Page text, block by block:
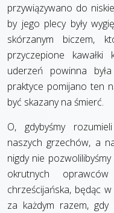
przywiązywano do
by jego plecy były
skórzanym biczem,
przyczepione
uderzeń powinna
praktyce pomijano ten
być skazany na śmierć.
O, gdybyśmy
naszych grzechów, a
nigdy nie
okrutnych
chrześcijańska, będąc
za każdym razem,